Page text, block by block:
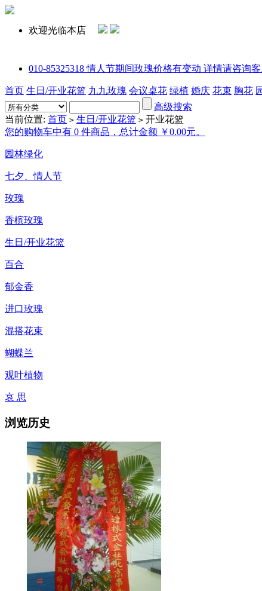
欢迎光临本店
010-85325318 情人节期间玫瑰价格有变动 详情请咨询
首页 生日/开业花篮 九九玫瑰 会议桌花 绿植 婚庆 花束 胸花
高级搜索
当前位置: 首页 > 生日/开业花篮 > 开业花篮
您的购物车中有 0 件商品，总计金额 ￥0.00元。
园林绿化
七夕、情人节
玫瑰
香槟玫瑰
生日/开业花篮
百合
郁金香
进口玫瑰
混搭花束
蝴蝶兰
观叶植物
哀 思
浏览历史